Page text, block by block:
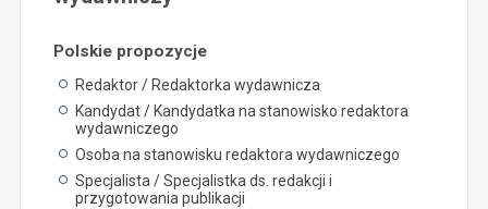
Polskie propozycje
Redaktor / Redaktorka wydawnicza
Kandydat / Kandydatka na stanowisko redaktora
wydawniczego
Osoba na stanowisku redaktora wydawniczego
Specjalista / Specjalistka ds. redakcji i
przygotowania publikacji